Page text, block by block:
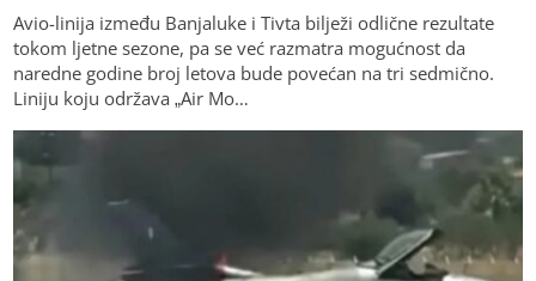
Avio-linija između Banjaluke i Tivta bilježi odlične rezultate
tokom ljetne sezone, pa se već razmatra mogućnost da
naredne godine broj letova bude povećan na tri sedmično.
Liniju koju održava „Air Mo…